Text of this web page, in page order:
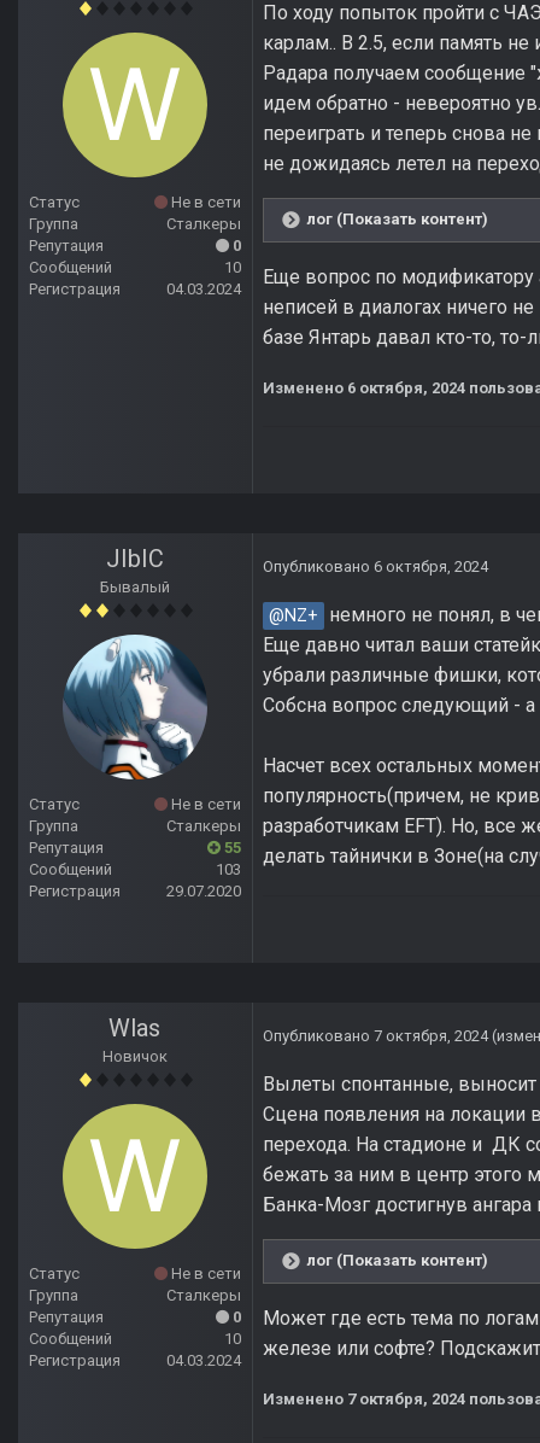
Статус
Не в сети
Группа
Сталкеры
Репутация
0
Сообщений
10
Регистрация
04.03.2024
По ходу попыток пройти с
карлам.. В 2.5, если память
Радара получаем сообщение
идем обратно - невероятно
переиграть и теперь снова
не дожидаясь летел на
лог (Показать контент)
Еще вопрос по модификатору
неписей в диалогах ничего
базе Янтарь давал кто-то,
Изменено 6 октября, 2024
JIbIC
Бывалый
Статус
Не в сети
Группа
Сталкеры
Репутация
55
Сообщений
103
Регистрация
29.07.2020
Опубликовано 6 октября, 2024
@NZ+
немного не понял, в
Еще давно читал ваши
убрали различные фишки,
Собсна вопрос следующий - а
Насчет всех остальных
популярность(причем, не
разработчикам EFT). Но, все
делать тайнички в Зоне(на
Wlas
Новичок
Статус
Не в сети
Группа
Сталкеры
Репутация
0
Сообщений
10
Регистрация
04.03.2024
Опубликовано 7 октября, 2024
Вылеты спонтанные,
Сцена появления на локации
перехода. На стадионе и ДК
бежать за ним в центр этого
Банка-Мозг достигнув
лог (Показать контент)
Может где есть тема по
железе или софте?
Изменено 7 октября, 2024